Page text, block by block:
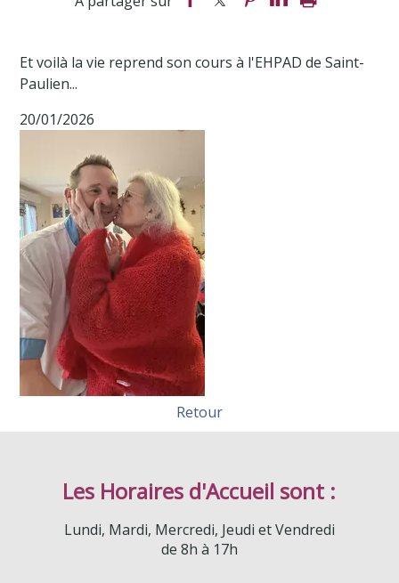
Et voilà la vie reprend son cours à l'EHPAD de Saint-
Paulien...
20/01/2026
Retour
Les Horaires d'Accueil sont :
Lundi, Mardi, Mercredi, Jeudi et Vendredi
de 8h à 17h